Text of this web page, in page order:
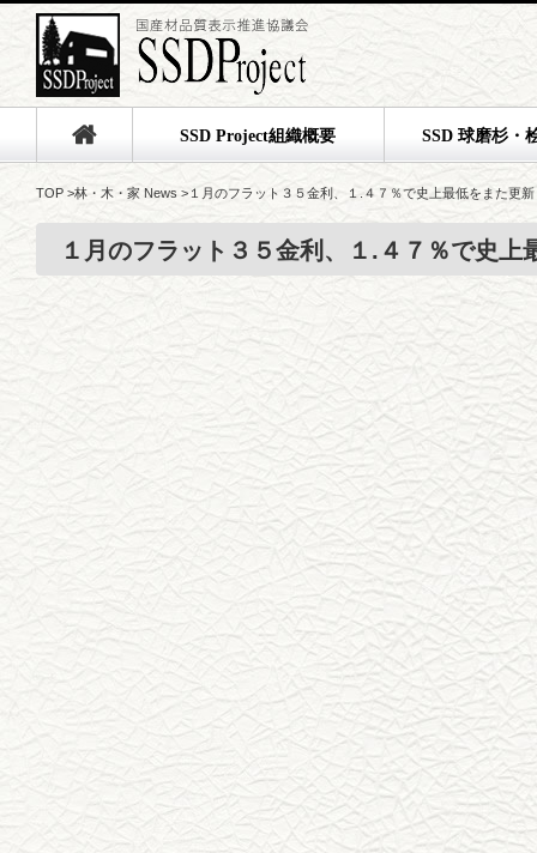
SSD Project組織概要 SSD 球磨杉・
TOP >林・木・家 News > １月のフラット３５金利、１.４７％で史上最低をまた更新
１月のフラット３５金利、１.４７％で史上